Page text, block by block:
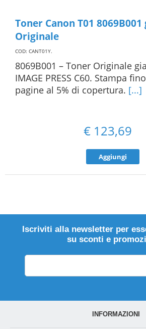
Toner Canon T01
Originale
COD: CANT01Y.
8069B001 – Toner Originale
IMAGE PRESS C60. Stampa
pagine al 5% di copertura. [...]
€ 123,69
Aggiungi
Iscriviti alla newsletter per
su sconti e
INFORMAZIONI